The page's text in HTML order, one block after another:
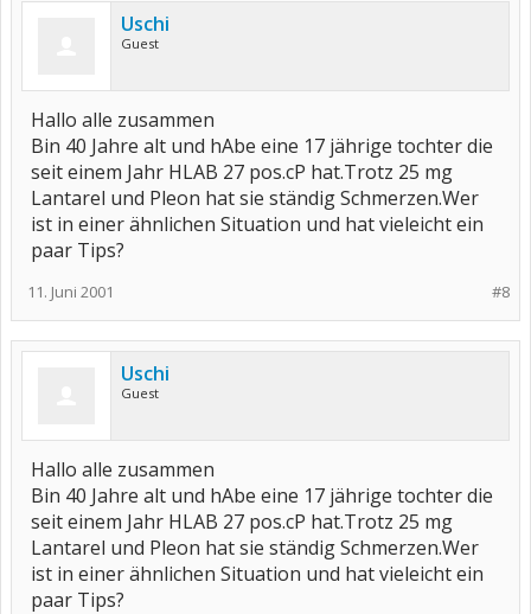
Uschi
Guest
Hallo alle zusammen
Bin 40 Jahre alt und hAbe eine 17 jährige tochter die
seit einem Jahr HLAB 27 pos.cP hat.Trotz 25 mg
Lantarel und Pleon hat sie ständig Schmerzen.Wer
ist in einer ähnlichen Situation und hat vieleicht ein
paar Tips?
#8
11. Juni 2001
Uschi
Guest
Hallo alle zusammen
Bin 40 Jahre alt und hAbe eine 17 jährige tochter die
seit einem Jahr HLAB 27 pos.cP hat.Trotz 25 mg
Lantarel und Pleon hat sie ständig Schmerzen.Wer
ist in einer ähnlichen Situation und hat vieleicht ein
paar Tips?